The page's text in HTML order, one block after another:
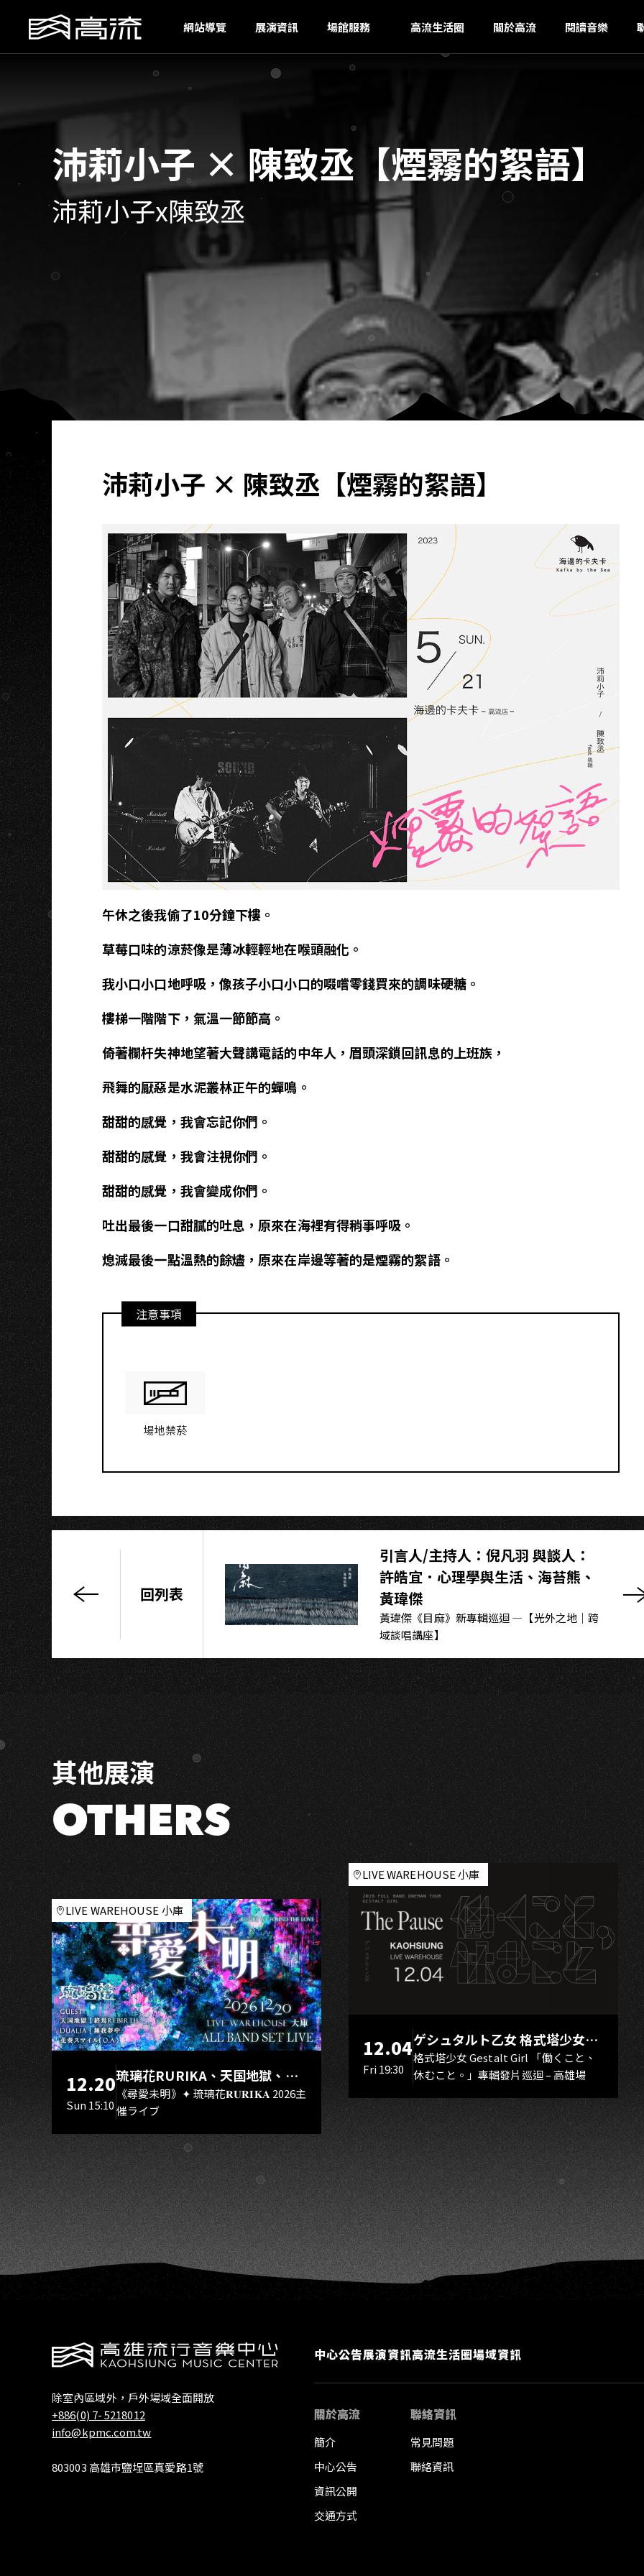
網站導覽 展演資訊 場館服務 高流生活圈 關於高流 閱讀音樂
沛莉小子 × 陳致丞【煙霧的絮語】
沛莉小子x陳致丞
沛莉小子 × 陳致丞【煙霧的絮語】
午休之後我偷了10分鐘下樓。
草莓口味的涼菸像是薄冰輕輕地在喉頭融化。
我小口小口地呼吸，像孩子小口小口的啜嚐零錢買來的調味硬糖。
樓梯一階階下，氣溫一節節高。
倚著欄杆失神地望著大聲講電話的中年人，眉頭深鎖回訊息的上班族，
飛舞的厭惡是水泥叢林正午的蟬鳴。
甜甜的感覺，我會忘記你們。
甜甜的感覺，我會注視你們。
甜甜的感覺，我會變成你們。
吐出最後一口甜膩的吐息，原來在海裡有得稍事呼吸。
熄滅最後一點溫熱的餘燼，原來在岸邊等著的是煙霧的絮語。
注意事項
場地禁菸
畫
─
中
古
二
手
吉
他
展
售
回列表
引言人/主持人：倪凡羽 與談人：
許皓宜．心理學與生活、海苔熊、
黃瑋傑
黃瑋傑《目麻》新專輯巡迴 —【光外之地｜跨
域談唱講座】
其他展演
OTHERS
LIVE WAREHOUSE 小庫
12.20
Sun 15:10
琉璃花RURIKA、天国地獄、終
焉Rebirth、DUALIA、無我夢
中、花奏スマイル（O.A.）
《尋愛未明》✦ 琉璃花𝐑𝐔𝐑𝐈𝐊𝐀 2026主
催ライブ
LIVE WAREHOUSE 小庫
12.04
Fri 19:30
ゲシュタルト乙女 格式塔少女
Gestalt Girl
格式塔少女 Gestalt Girl 「働くこと、
休むこと。」專輯發片巡迴 – 高雄場
除室內區域外，戶外場域全面開放
+886(0) 7- 5218012
info@kpmc.com.tw
803003 高雄市鹽埕區真愛路1號
中心公告展演資訊高流生活圈場域資訊
關於高流
簡介
中心公告
資訊公開
交通方式
聯絡資訊
常見問題
聯絡資訊